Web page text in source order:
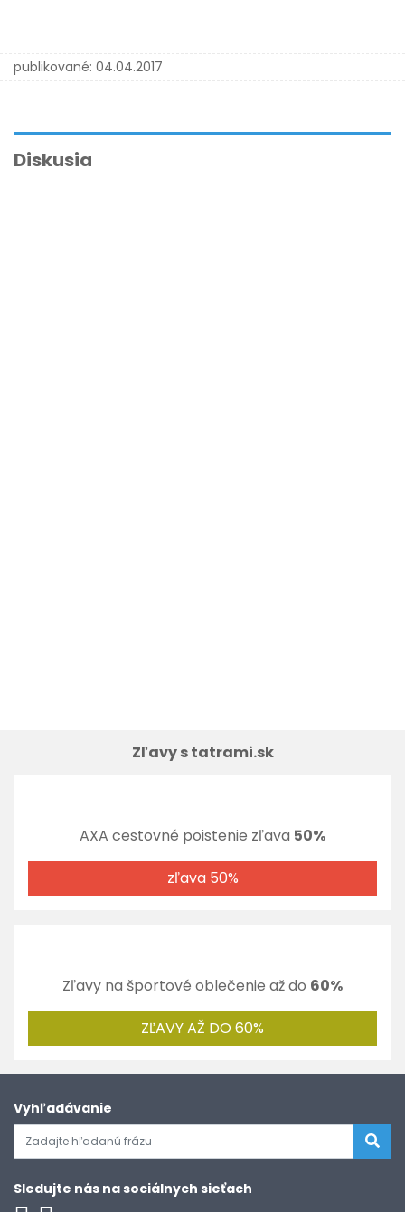
publikované: 04.04.2017
Diskusia
Zľavy s tatrami.sk
AXA cestovné poistenie zľava 50%
zľava 50%
Zľavy na športové oblečenie až do 60%
ZĽAVY AŽ DO 60%
Vyhľadávanie
Sledujte nás na sociálnych sieťach